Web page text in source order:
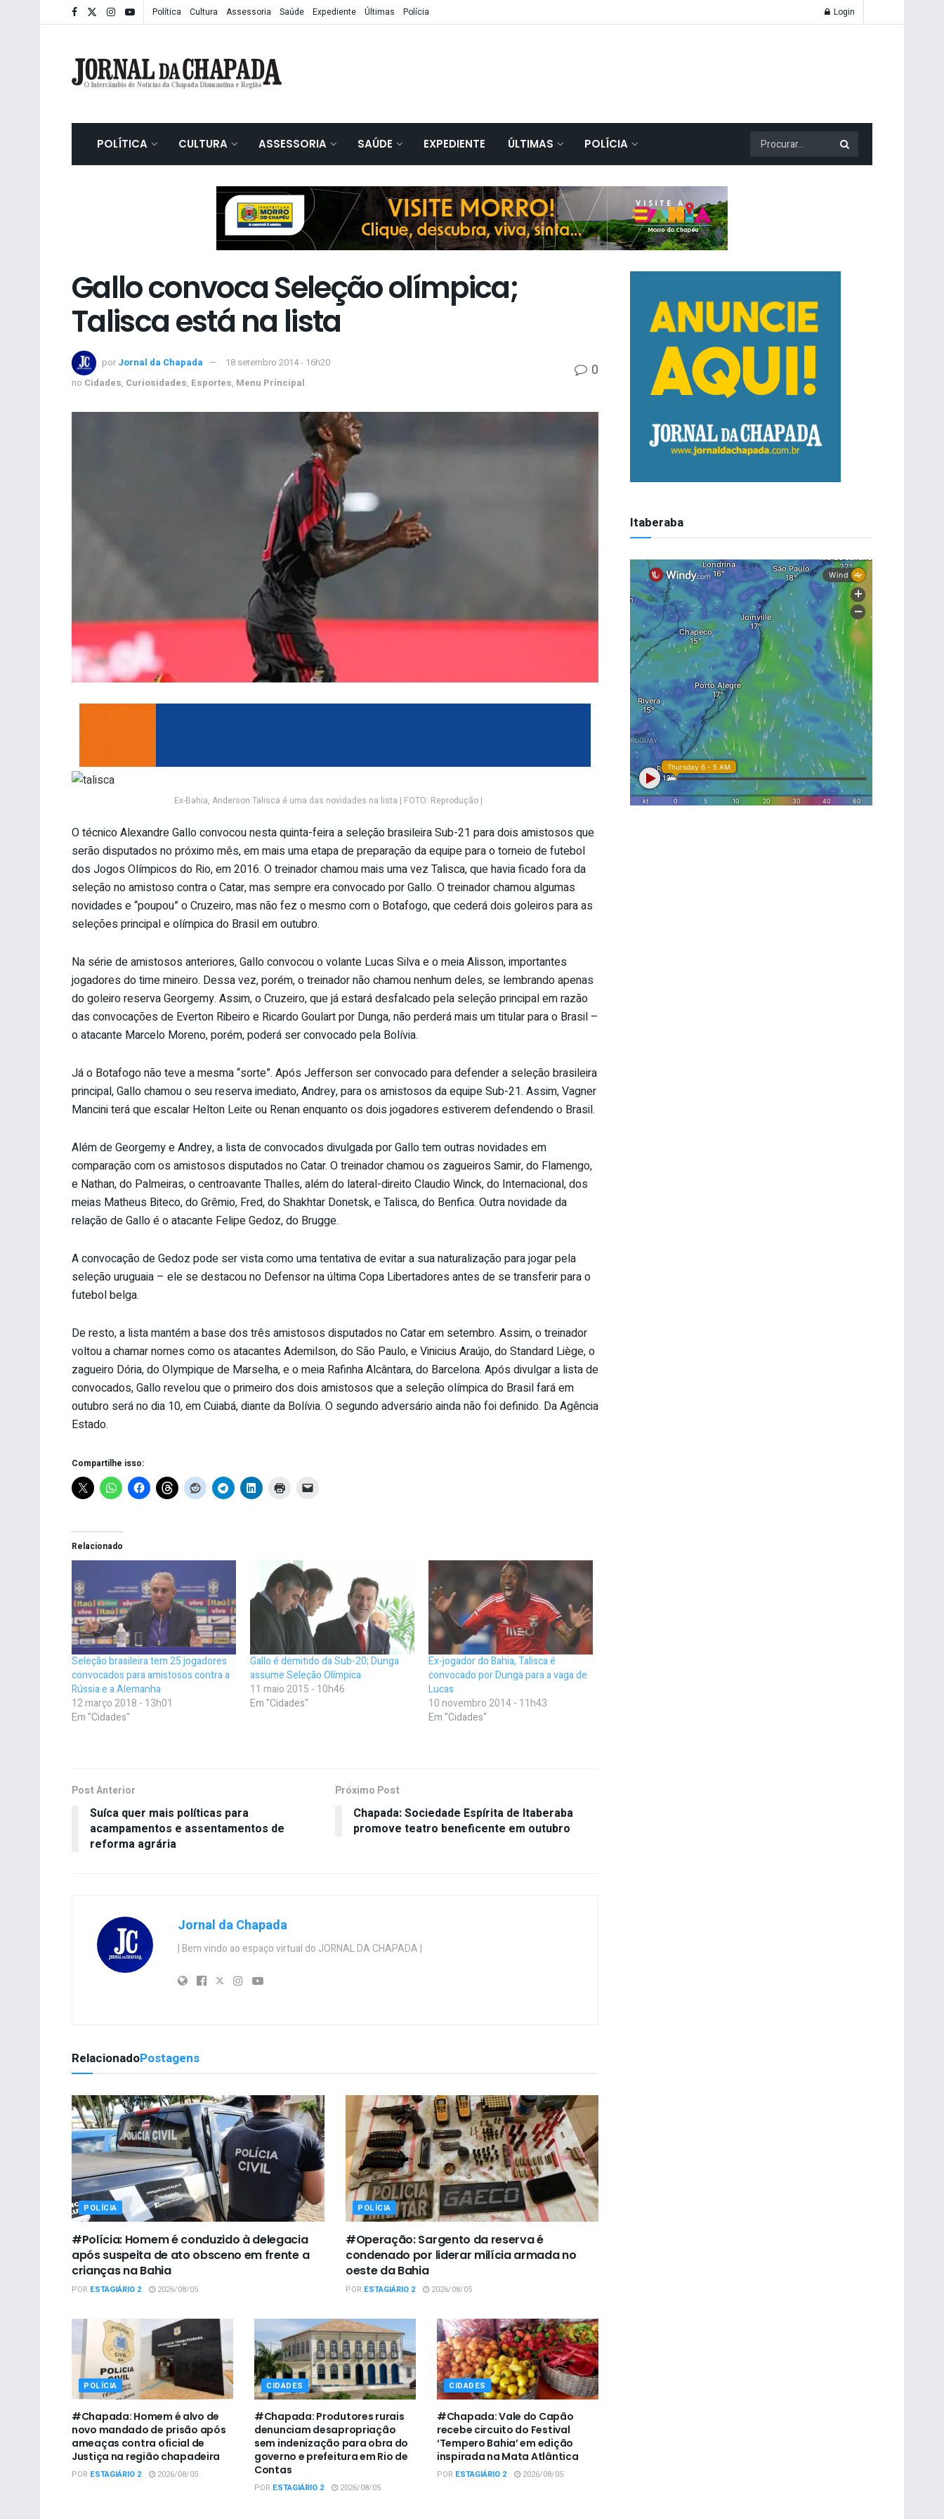
Política Cultura Assessoria Saúde Expediente Últimas Polícia Login
POLÍTICA CULTURA ASSESSORIA SAÚDE EXPEDIENTE ÚLTIMAS POLÍCIA
Gallo convoca Seleção olímpica;
Talisca está na lista
por Jornal da Chapada
18 setembro 2014 - 16h20
no Cidades, Curiosidades, Esportes, Menu Principal
0
Ex-Bahia, Anderson Talisca é uma das novidades na lista | FOTO: Reprodução |
O técnico Alexandre Gallo convocou nesta quinta-feira a seleção brasileira Sub-21 para dois amistosos que
serão disputados no próximo mês, em mais uma etapa de preparação da equipe para o torneio de futebol
dos Jogos Olímpicos do Rio, em 2016. O treinador chamou mais uma vez Talisca, que havia ficado fora da
seleção no amistoso contra o Catar, mas sempre era convocado por Gallo. O treinador chamou algumas
novidades e “poupou” o Cruzeiro, mas não fez o mesmo com o Botafogo, que cederá dois goleiros para as
seleções principal e olímpica do Brasil em outubro.
Na série de amistosos anteriores, Gallo convocou o volante Lucas Silva e o meia Alisson, importantes
jogadores do time mineiro. Dessa vez, porém, o treinador não chamou nenhum deles, se lembrando apenas
do goleiro reserva Georgemy. Assim, o Cruzeiro, que já estará desfalcado pela seleção principal em razão
das convocações de Everton Ribeiro e Ricardo Goulart por Dunga, não perderá mais um titular para o Brasil –
o atacante Marcelo Moreno, porém, poderá ser convocado pela Bolívia.
Já o Botafogo não teve a mesma “sorte”. Após Jefferson ser convocado para defender a seleção brasileira
principal, Gallo chamou o seu reserva imediato, Andrey, para os amistosos da equipe Sub-21. Assim, Vagner
Mancini terá que escalar Helton Leite ou Renan enquanto os dois jogadores estiverem defendendo o Brasil.
Além de Georgemy e Andrey, a lista de convocados divulgada por Gallo tem outras novidades em
comparação com os amistosos disputados no Catar. O treinador chamou os zagueiros Samir, do Flamengo,
e Nathan, do Palmeiras, o centroavante Thalles, além do lateral-direito Claudio Winck, do Internacional, dos
meias Matheus Biteco, do Grêmio, Fred, do Shakhtar Donetsk, e Talisca, do Benfica. Outra novidade da
relação de Gallo é o atacante Felipe Gedoz, do Brugge.
A convocação de Gedoz pode ser vista como uma tentativa de evitar a sua naturalização para jogar pela
seleção uruguaia – ele se destacou no Defensor na última Copa Libertadores antes de se transferir para o
futebol belga.
De resto, a lista mantém a base dos três amistosos disputados no Catar em setembro. Assim, o treinador
voltou a chamar nomes como os atacantes Ademilson, do São Paulo, e Vinicius Araújo, do Standard Liège, o
zagueiro Dória, do Olympique de Marselha, e o meia Rafinha Alcântara, do Barcelona. Após divulgar a lista de
convocados, Gallo revelou que o primeiro dos dois amistosos que a seleção olímpica do Brasil fará em
outubro será no dia 10, em Cuiabá, diante da Bolívia. O segundo adversário ainda não foi definido. Da Agência
Estado.
Compartilhe isso:
Relacionado
Seleção brasileira tem 25 jogadores
convocados para amistosos contra a
Rússia e a Alemanha
12 março 2018 - 13h01
Em "Cidades"
Gallo é demitido da Sub-20; Dunga
assume Seleção Olímpica
11 maio 2015 - 10h46
Em "Cidades"
Ex-jogador do Bahia, Talisca é
convocado por Dunga para a vaga de
Lucas
10 novembro 2014 - 11h43
Em "Cidades"
Post Anterior
Suíca quer mais políticas para
acampamentos e assentamentos de
reforma agrária
Próximo Post
Chapada: Sociedade Espírita de Itaberaba
promove teatro beneficente em outubro
Jornal da Chapada
| Bem vindo ao espaço virtual do JORNAL DA CHAPADA |
RelacionadoPostagens
POLÍCIA
#Polícia: Homem é conduzido à delegacia
após suspeita de ato obsceno em frente a
crianças na Bahia
POR ESTAGIÁRIO 2 2026/08/05
POLÍCIA
#Operação: Sargento da reserva é
condenado por liderar milícia armada no
oeste da Bahia
POR ESTAGIÁRIO 2 2026/08/05
POLÍCIA
#Chapada: Homem é alvo de
novo mandado de prisão após
ameaças contra oficial de
Justiça na região chapadeira
POR ESTAGIÁRIO 2 2026/08/05
CIDADES
#Chapada: Produtores rurais
denunciam desapropriação
sem indenização para obra do
governo e prefeitura em Rio de
Contas
POR ESTAGIÁRIO 2 2026/08/05
CIDADES
#Chapada: Vale do Capão
recebe circuito do Festival
‘Tempero Bahia’ em edição
inspirada na Mata Atlântica
POR ESTAGIÁRIO 2 2026/08/05
Itaberaba